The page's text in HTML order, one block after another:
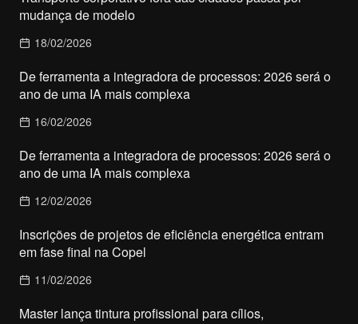
mudança de modelo
18/02/2026
De ferramenta a integradora de processos: 2026 será o
ano de uma IA mais complexa
16/02/2026
De ferramenta a integradora de processos: 2026 será o
ano de uma IA mais complexa
12/02/2026
Inscrições de projetos de eficiência energética entram
em fase final na Copel
11/02/2026
Master lança tintura profissional para cílios,